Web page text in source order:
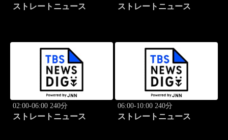
ストレートニュース ストレートニュース
02:00-06:00 240分
ストレートニュース
06:00-10:00 240分
ストレートニュース